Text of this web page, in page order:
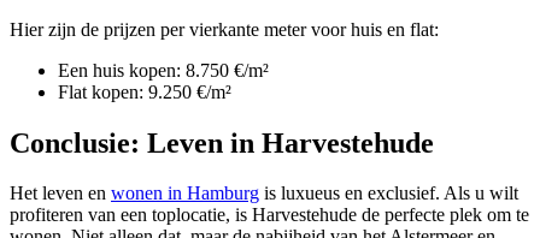
Hier zijn de prijzen per vierkante meter voor huis en flat:
Een huis kopen: 8.750 €/m²
Flat kopen: 9.250 €/m²
Conclusie: Leven in Harvestehude
Het leven en wonen in Hamburg is luxueus en exclusief. Als u wilt
profiteren van een toplocatie, is Harvestehude de perfecte plek om te